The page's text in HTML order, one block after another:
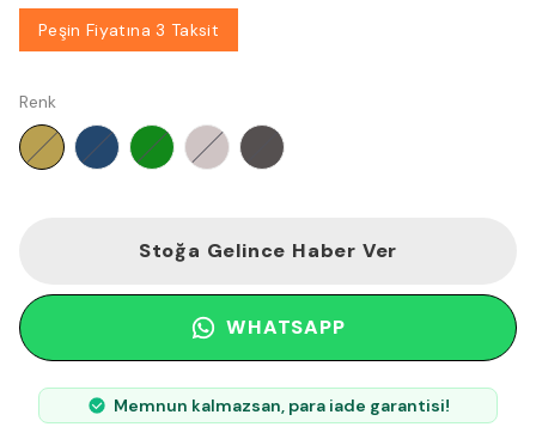
Peşin Fiyatına 3 Taksit
Renk
Stoğa Gelince Haber Ver
WHATSAPP
Memnun kalmazsan, para iade garantisi!